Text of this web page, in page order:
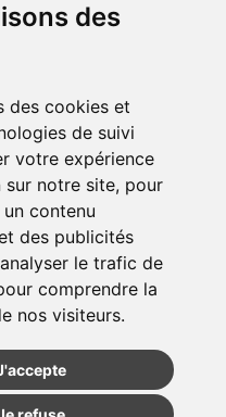
des
des cookies et
de suivi
votre expérience
notre site, pour
contenu
des publicités
le trafic de
comprendre la
nos visiteurs.
sécurisé
ou Locker
vous